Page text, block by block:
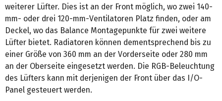
weiterer Lüfter. Dies ist an der Front möglich, wo zwei 140-
mm- oder drei 120-mm-Ventilatoren Platz finden, oder am
Deckel, wo das Balance Montagepunkte für zwei weitere
Lüfter bietet. Radiatoren können dementsprechend bis zu
einer Größe von 360 mm an der Vorderseite oder 280 mm
an der Oberseite eingesetzt werden. Die RGB-Beleuchtung
des Lüfters kann mit derjenigen der Front über das I/O-
Panel gesteuert werden.